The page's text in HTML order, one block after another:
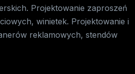
Projektowanie zaproszeń
winietek. Projektowanie i
reklamowych, stendów